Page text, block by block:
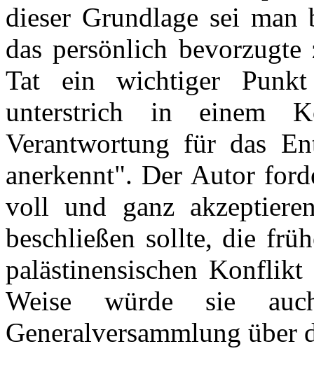
dieser Grundlage sei man
das persönlich
Tat ein wichtiger
unterstrich in einem
Verantwortung für das
anerkennt". Der Autor
voll und ganz
beschließen sollte, die
palästinensischen
Weise würde sie
Generalversammlung